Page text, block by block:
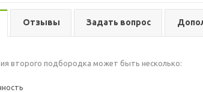
Отзывы Задать вопрос
второго подбородка может быть несколько: